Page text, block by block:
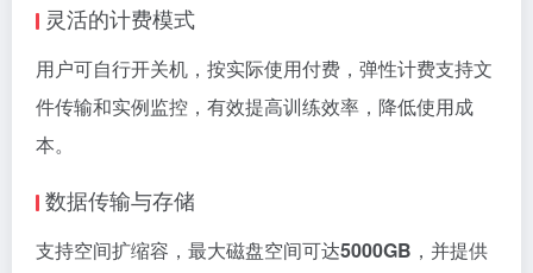
灵活的计费模式
用户可自行开关机，按实际使用付费，弹性计费支持文
件传输和实例监控，有效提高训练效率，降低使用成
本。
数据传输与存储
支持空间扩缩容，最大磁盘空间可达5000GB ，并提供